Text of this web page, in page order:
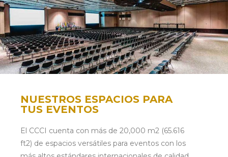
NUESTROS ESPACIOS PARA
TUS EVENTOS
El CCCI cuenta con más de 20,000 m2 (65.616
ft2) de espacios versátiles para eventos con los